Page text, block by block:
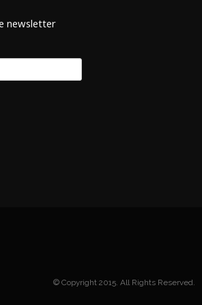
newsletter
© Copyright 2015. All Rights Reserved.